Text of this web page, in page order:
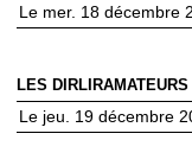
Le mer. 18 décembre
LES
Le jeu. 19 décembre